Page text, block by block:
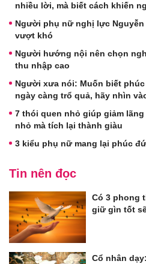
nhiều lời, mà biết cách khiến
Người phụ nữ nghị lực Nguyễn
vượt khó
Người hướng nội nên chọn
thu nhập cao
Người xưa nói: Muốn biết
ngày càng trổ quả, hãy nhìn
7 thói quen nhỏ giúp giảm
nhỏ mà tích lại thành giàu
3 kiểu phụ nữ mang lại phúc
Tin nên đọc
Có 3 phong
giữ gìn tốt
Cổ nhân